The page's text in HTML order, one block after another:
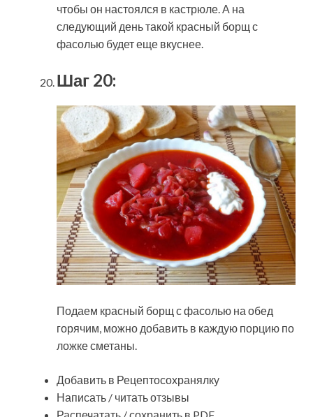
чтобы он настоялся в кастрюле. А на
следующий день такой красный борщ с
фасолью будет еще вкуснее.
Шаг 20:
Подаем красный борщ с фасолью на обед
горячим, можно добавить в каждую порцию по
ложке сметаны.
Добавить в Рецептосохранялку
Написать / читать отзывы
Распечатать / сохранить в PDF